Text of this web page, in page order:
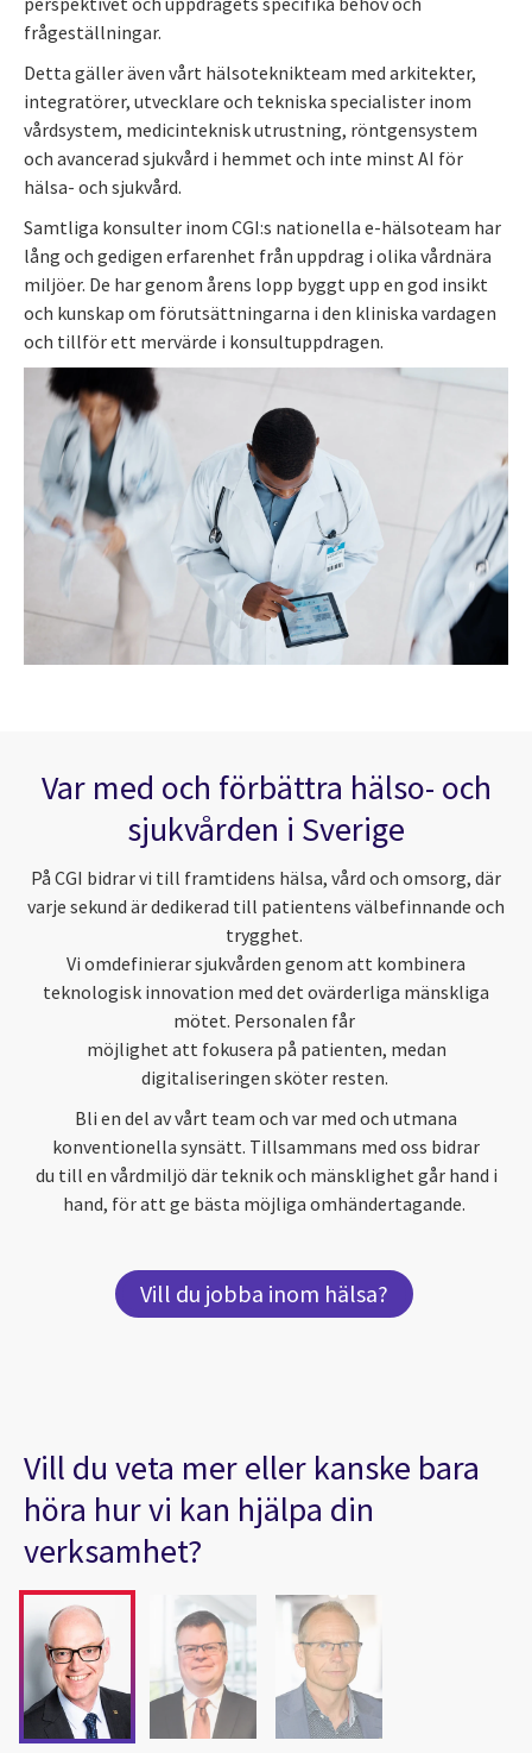
frågeställningar.
Detta gäller även vårt hälsoteknikteam med arkitekter,
integratörer, utvecklare och tekniska specialister inom
vårdsystem, medicinteknisk utrustning, röntgensystem
och avancerad sjukvård i hemmet och inte minst AI för
hälsa- och sjukvård.
Samtliga konsulter inom CGI:s nationella e-hälsoteam har
lång och gedigen erfarenhet från uppdrag i olika vårdnära
miljöer. De har genom årens lopp byggt upp en god insikt
och kunskap om förutsättningarna i den kliniska vardagen
och tillför ett mervärde i konsultuppdragen.
Var med och förbättra hälso- och
sjukvården i Sverige
På CGI bidrar vi till framtidens hälsa, vård och omsorg, där
varje sekund är dedikerad till patientens välbefinnande och
trygghet.
Vi omdefinierar sjukvården genom att kombinera
teknologisk innovation med det ovärderliga mänskliga
mötet. Personalen får
möjlighet att fokusera på patienten, medan
digitaliseringen sköter resten.
Bli en del av vårt team och var med och utmana
konventionella synsätt. Tillsammans med oss bidrar
du till en vårdmiljö där teknik och mänsklighet går hand i
hand, för att ge bästa möjliga omhändertagande.
Vill du jobba inom hälsa?
Vill du veta mer eller kanske bara
höra hur vi kan hjälpa din
verksamhet?